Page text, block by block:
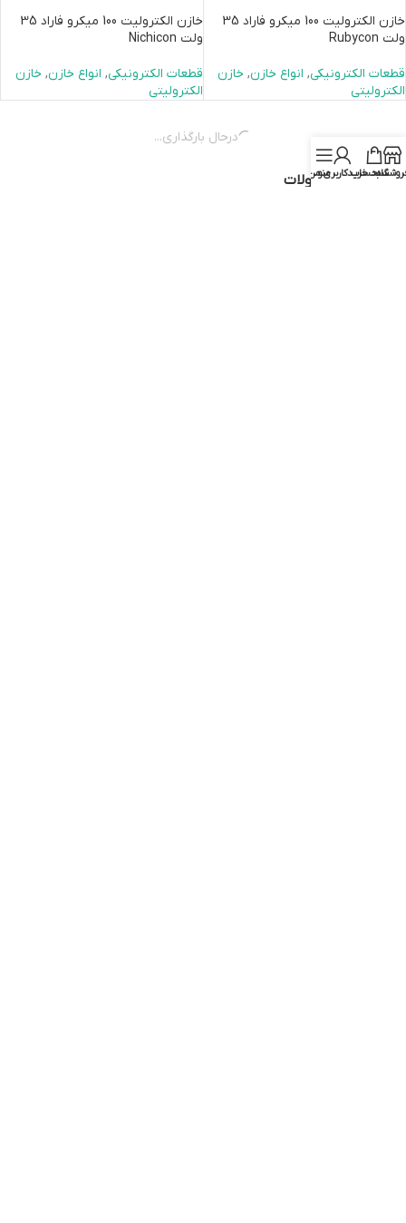
دسته‌های محصولات
خازن الکترولیت 100 میکرو فاراد 35
ولت Rubycon
قطعات الکترونیکی, انواع خازن, خازن
الکترولیتی
خازن الکترولیت 100 میکرو فاراد 35
ولت Nichicon
قطعات الکترونیکی, انواع خازن, خازن
الکترولیتی
درحال بارگذاری...
سبد خرید
حساب کاربری من
منو